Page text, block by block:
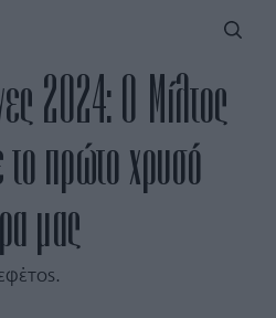
2024: Ο Μίλτος
το πρώτο χρυσό
μας